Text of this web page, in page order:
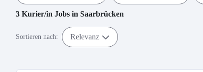
3 Kurier/in Jobs in Saarbrücken
Sortieren nach: Relevanz